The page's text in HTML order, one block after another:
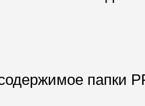
папки